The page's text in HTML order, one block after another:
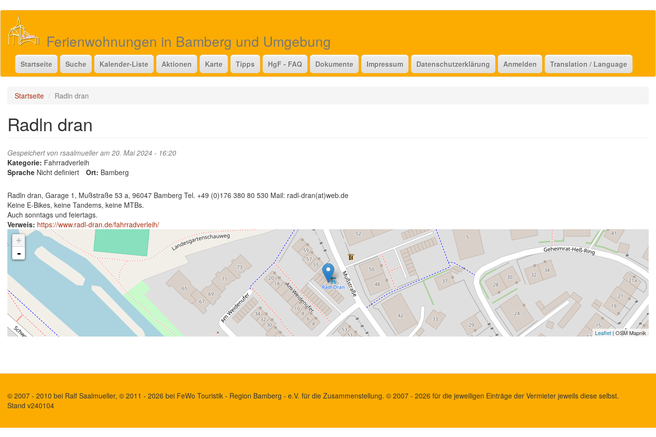
Direkt
Inhalt
Ferienwohnungen in Bamberg und Umgebung
Startseite Suche Kalender-Liste Aktionen Karte Tipps HgF - FAQ Dokumente Impressum Datenschutzerklärung Anmelden Translation / Language
Startseite Radln dran
Radln dran
Gespeichert von rsaalmuelleram 20. Mai 2024 - 16:20
Kategorie: Fahrradverleih
Sprache Nicht definiert Ort: Bamberg
Radln dran, Garage 1, Mußstraße 53 a, 96047 Bamberg Tel. +49 (0)176 380 80 530 Mail: radl-dran(at)web.de
Keine E-Bikes, keine Tandems, keine MTBs.
Auch sonntags und feiertags.
Verweis: https://www.radl-dran.de/fahrradverleih/
+
-
Leaflet | OSM Mapnik
© 2007 - 2010 bei Ralf Saalmueller, © 2011 - 2026 bei FeWo Touristik - Region Bamberg - e.V. für die Zusammenstellung. © 2007 - 2026 für die jeweiligen Einträge der Vermieter jeweils diese selbst.
Stand v240104